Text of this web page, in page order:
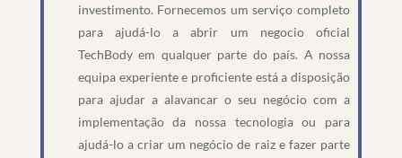
investimento. Fornecemos um serviço completo
para ajudá-lo a abrir um negocio oficial
TechBody em qualquer parte do país. A nossa
equipa experiente e proficiente está a disposição
para ajudar a alavancar o seu negócio com a
implementação da nossa tecnologia ou para
ajudá-lo a criar um negócio de raiz e fazer parte